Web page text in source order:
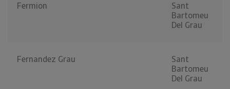
Fermion
Sant
Bartomeu
Del Grau
Fernandez Grau
Sant
Bartomeu
Del Grau